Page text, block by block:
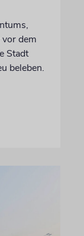
dem
Stadt
beleben.